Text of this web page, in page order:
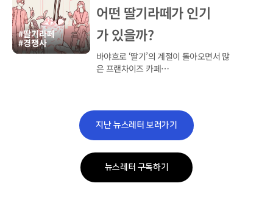
#딸기라떼
#경쟁사
어떤 딸기라떼가 인기
가 있을까?
바야흐로 ‘딸기’의 계절이 돌아오면서 많
은 프랜차이즈 카페…
지난 뉴스레터 보러가기
뉴스레터 구독하기